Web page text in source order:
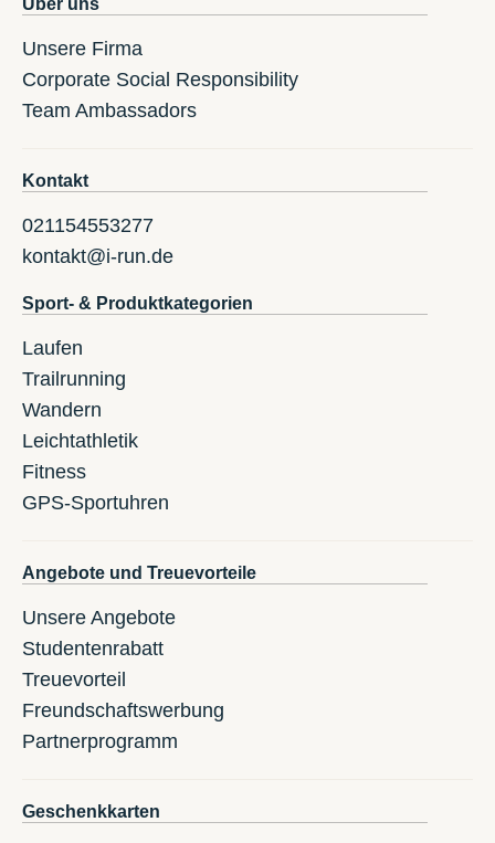
Unsere Firma
Corporate Social Responsibility
Team Ambassadors
Kontakt
021154553277
kontakt@i-run.de
Sport- & Produktkategorien
Laufen
Trailrunning
Wandern
Leichtathletik
Fitness
GPS-Sportuhren
Angebote und Treuevorteile
Unsere Angebote
Studentenrabatt
Treuevorteil
Freundschaftswerbung
Partnerprogramm
Geschenkkarten